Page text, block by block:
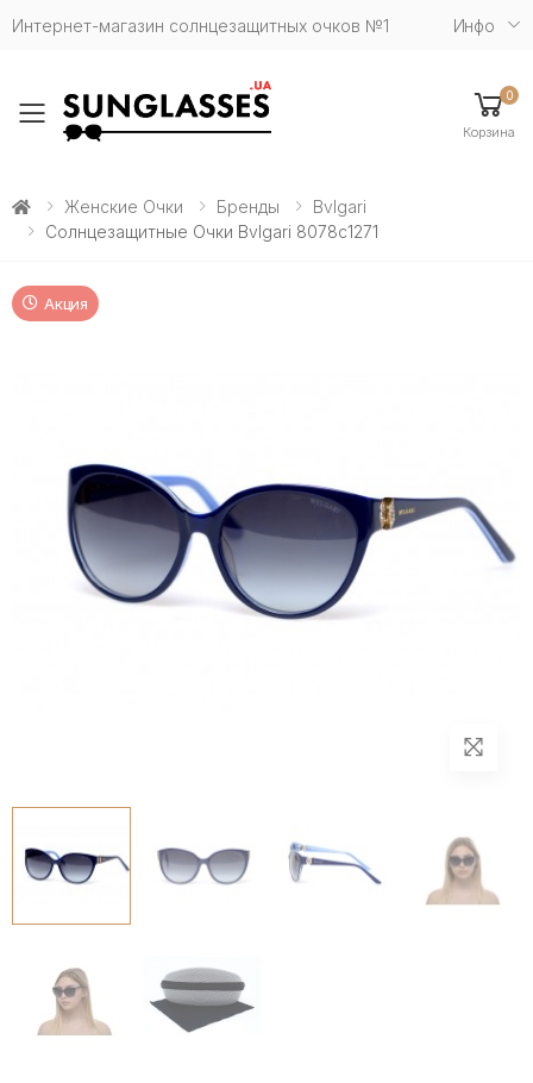
Интернет-магазин солнцезащитных очков №1 Инфо
Toggle mobile menu
0
Корзина
Женские Очки Бренды
Bvlgari
Солнцезащитные Очки Bvlgari 8078c1271
Акция